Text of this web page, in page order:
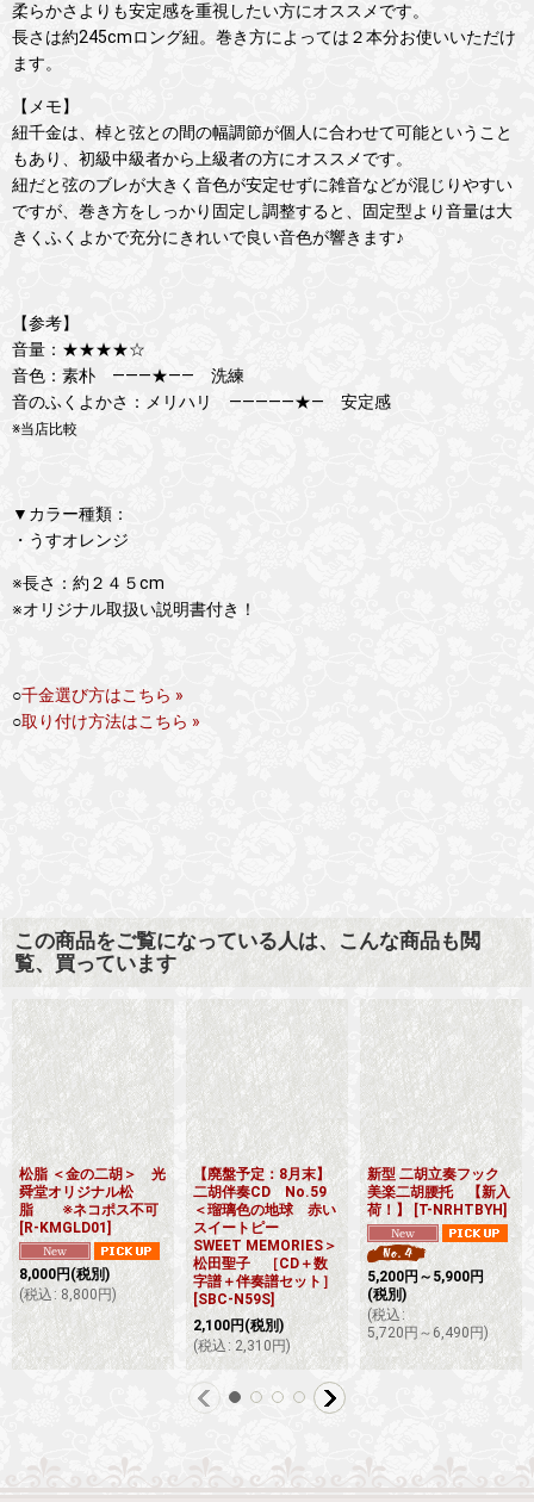
柔らかさよりも安定感を重視したい方にオススメです。
長さは約245cmロング紐。巻き方によっては２本分お使いいただけ
ます。
【メモ】
紐千金は、棹と弦との間の幅調節が個人に合わせて可能ということ
もあり、初級中級者から上級者の方にオススメです。
紐だと弦のブレが大きく音色が安定せずに雑音などが混じりやすい
ですが、巻き方をしっかり固定し調整すると、固定型より音量は大
きくふくよかで充分にきれいで良い音色が響きます♪
【参考】
音量：★★★★☆
音色：素朴 ―――★―― 洗練
音のふくよかさ：メリハリ ―――――★― 安定感
※当店比較
▼カラー種類：
・うすオレンジ
※長さ：約２４５cm
※オリジナル取扱い説明書付き！
○千金選び方はこちら »
○取り付け方法はこちら »
この商品をご覧になっている人は、こんな商品も閲
覧、買っています
松脂 ＜金の二胡＞ 光
舜堂オリジナル松
脂 ※ネコポス不可
[R-KMGLD01]
8,000円 (税別)
(税込: 8,800 円)
【廃盤予定：8月末】
二胡伴奏CD No.59
＜瑠璃色の地球 赤い
スイートピー
SWEET MEMORIES＞
松田聖子 ［CD＋数
字譜＋伴奏譜セット］
[SBC-N59S]
2,100円 (税別)
(税込 : 2,310 円)
新型 二胡立奏フック
美楽二胡腰托 【新入
荷！】 [T-NRHTBYH]
5,200円 ～5,900円
(税別)
(税込:
5,720 円～6,490円)